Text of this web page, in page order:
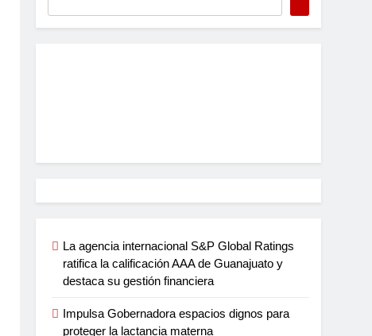
La agencia internacional S&P Global Ratings
ratifica la calificación AAA de Guanajuato y
destaca su gestión financiera
Impulsa Gobernadora espacios dignos para
proteger la lactancia materna